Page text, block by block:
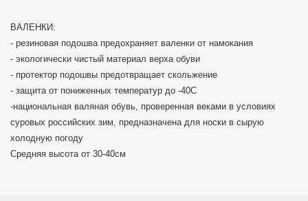
ВАЛЕНКИ:
- резиновая подошва предохраняет валенки от намокания
- экологически чистый материал верха обуви
- протектор подошвы предотвращает скольжение
- защита от пониженных температур до -40С
-национальная валяная обувь, проверенная веками в условиях
суровых российских зим, предназначена для носки в сырую
холодную погоду
Средняя высота от 30-40см